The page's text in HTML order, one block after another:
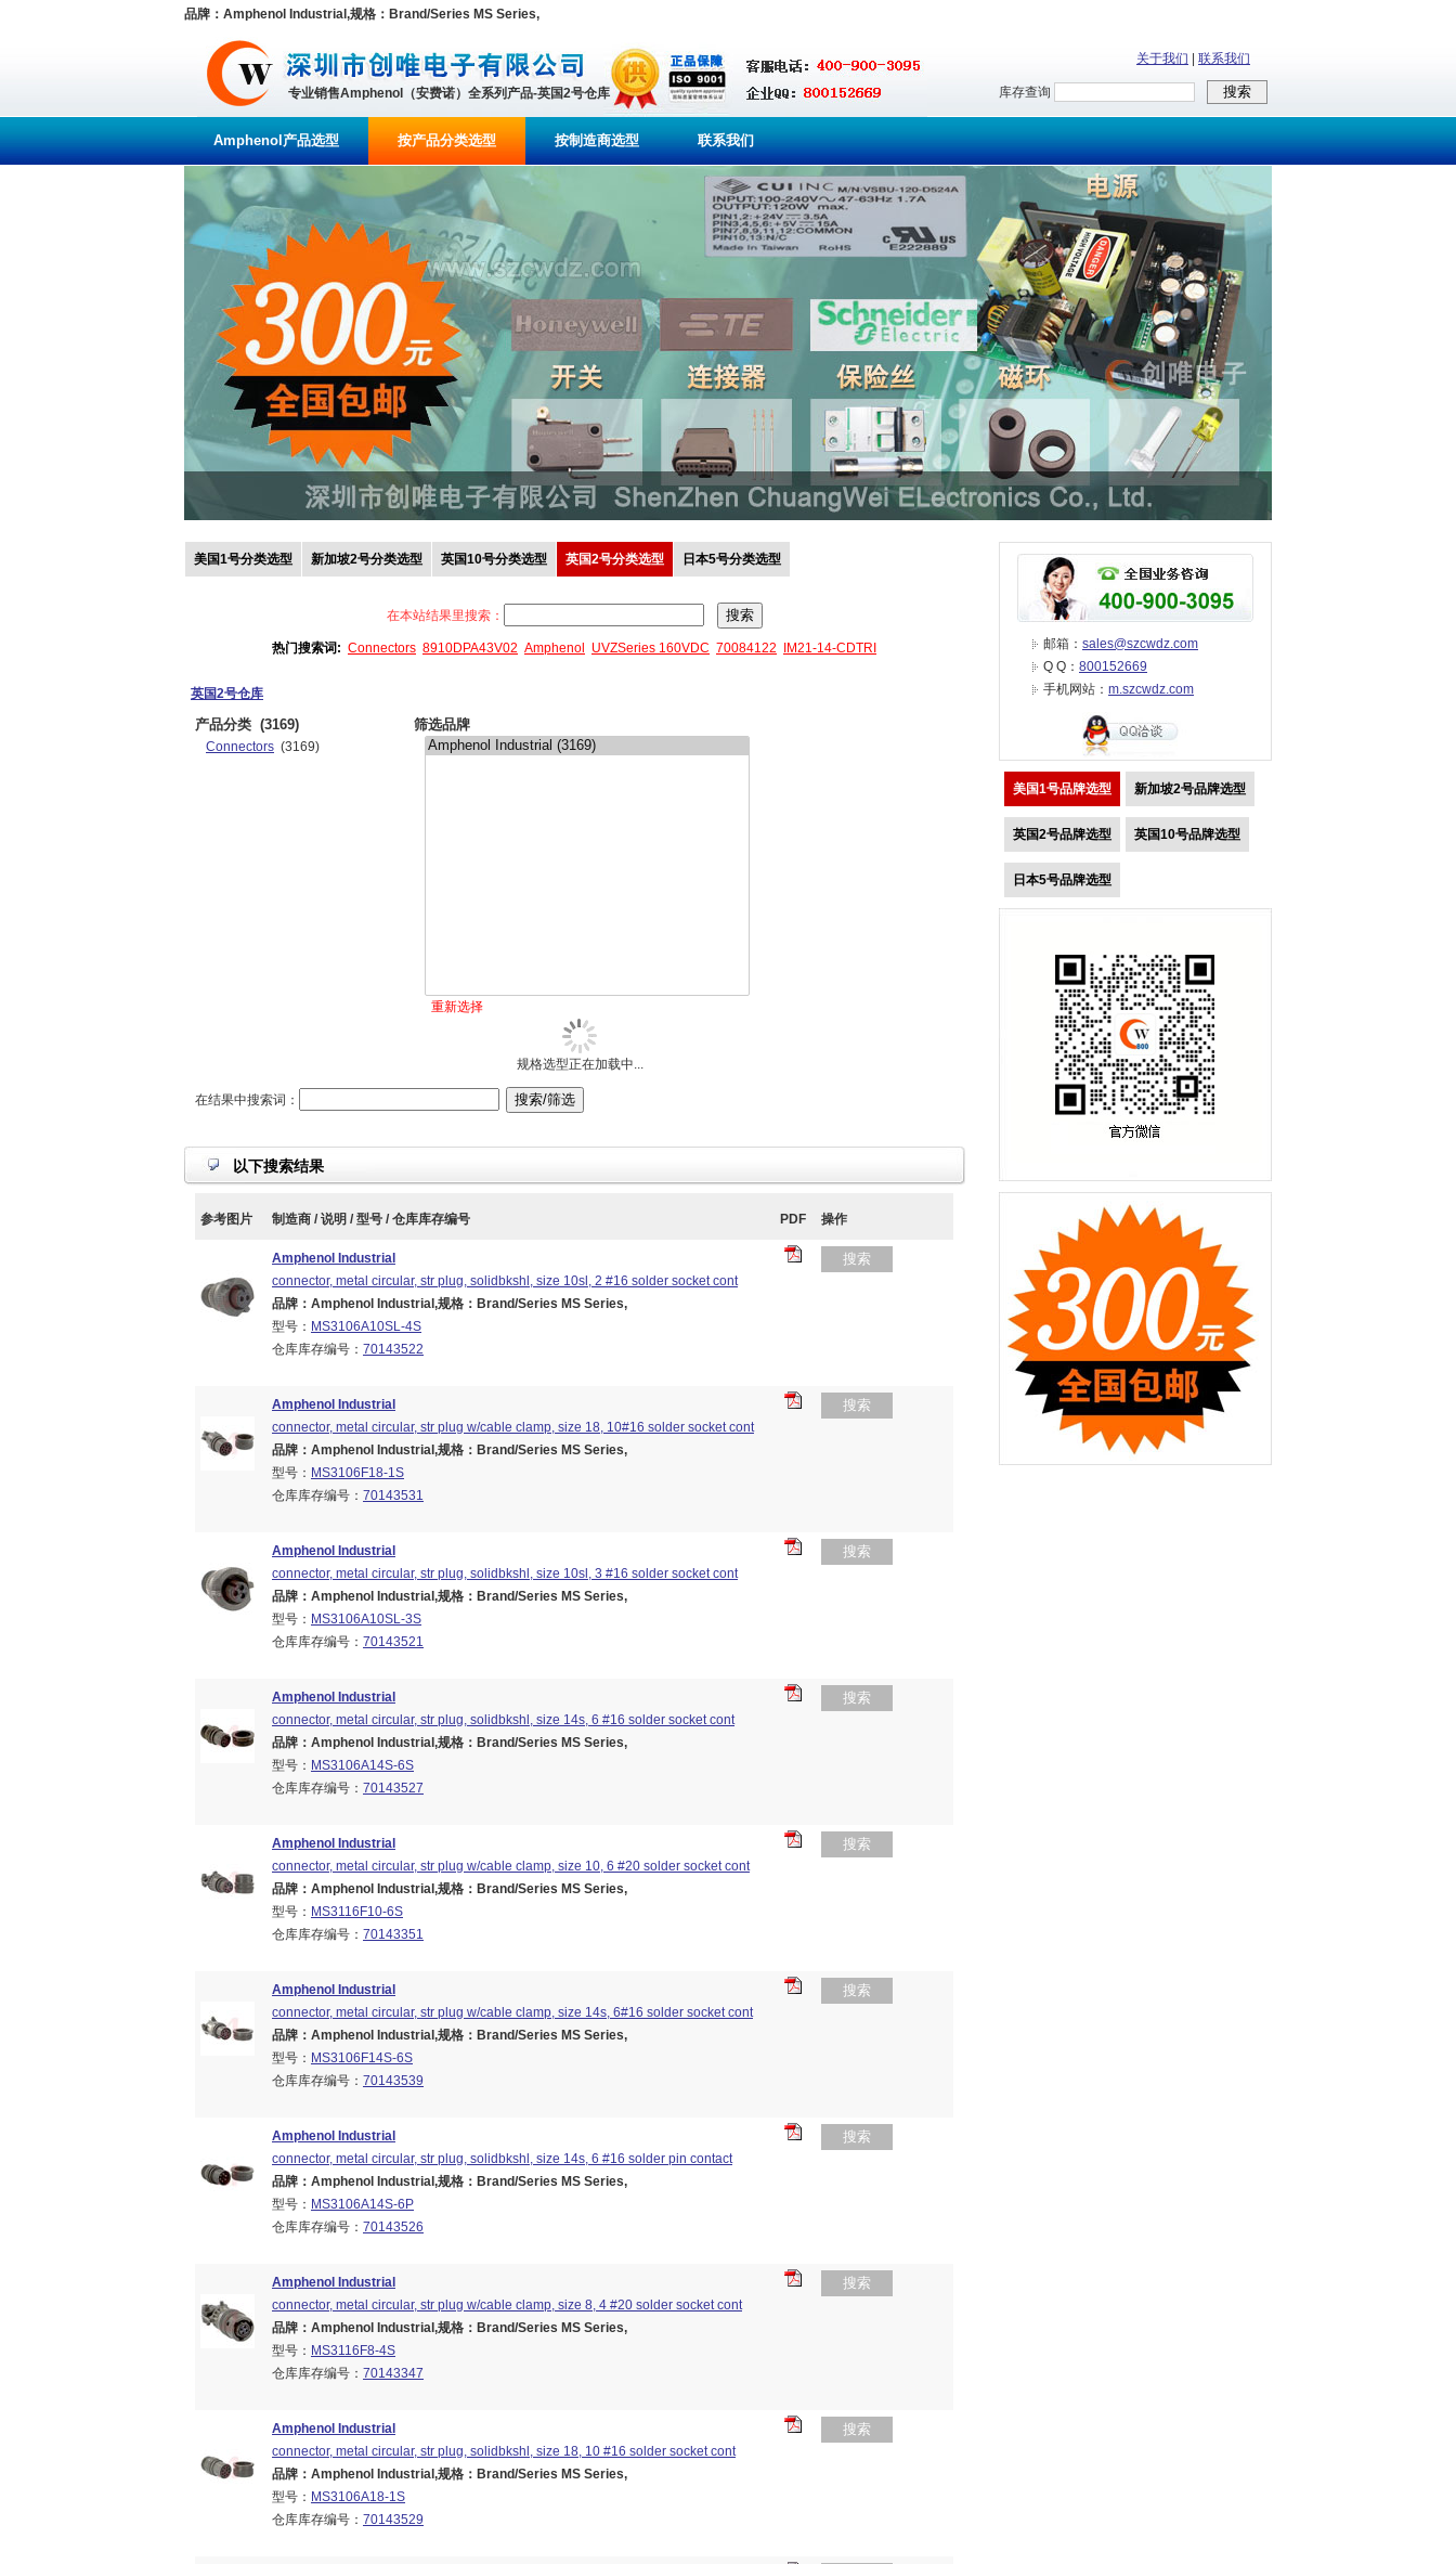
品牌：Amphenol Industrial,规格：Brand/Series MS Series,
专业销售Amphenol（安费诺）全系列产品-英国2号仓库
关于我们 联系我们
库存查询
Amphenol产品选型 按产品分类选型 按制造商选型 联系我们
美国1号分类选型 新加坡2号分类选型 英国10号分类选型 英国2号分类选型 日本5号分类选型
在本站结果里搜索：
热门搜索词: Connectors 8910DPA43V02 Amphenol UVZSeries 160VDC 70084122 IM21-14-CDTRI
英国2号仓库
产品分类 (3169)
Connectors (3169)
筛选品牌
重新选择
规格选型正在加载中...
在结果中搜索词：
以下搜索结果
参考图片 制造商 / 说明 / 型号 / 仓库库存编号 PDF 操作
Amphenol Industrial
connector, metal circular, str plug, solidbkshl, size 10sl, 2 #16 solder socket cont
品牌：Amphenol Industrial,规格：Brand/Series MS Series,
型号： MS3106A10SL-4S
仓库库存编号： 70143522
搜索
Amphenol Industrial
connector, metal circular, str plug w/cable clamp, size 18, 10#16 solder socket cont
品牌：Amphenol Industrial,规格：Brand/Series MS Series,
型号： MS3106F18-1S
仓库库存编号： 70143531
搜索
Amphenol Industrial
connector, metal circular, str plug, solidbkshl, size 10sl, 3 #16 solder socket cont
品牌：Amphenol Industrial,规格：Brand/Series MS Series,
型号： MS3106A10SL-3S
仓库库存编号： 70143521
搜索
Amphenol Industrial
connector, metal circular, str plug, solidbkshl, size 14s, 6 #16 solder socket cont
品牌：Amphenol Industrial,规格：Brand/Series MS Series,
型号： MS3106A14S-6S
仓库库存编号： 70143527
搜索
Amphenol Industrial
connector, metal circular, str plug w/cable clamp, size 10, 6 #20 solder socket cont
品牌：Amphenol Industrial,规格：Brand/Series MS Series,
型号： MS3116F10-6S
仓库库存编号： 70143351
搜索
Amphenol Industrial
connector, metal circular, str plug w/cable clamp, size 14s, 6#16 solder socket cont
品牌：Amphenol Industrial,规格：Brand/Series MS Series,
型号： MS3106F14S-6S
仓库库存编号： 70143539
搜索
Amphenol Industrial
connector, metal circular, str plug, solidbkshl, size 14s, 6 #16 solder pin contact
品牌：Amphenol Industrial,规格：Brand/Series MS Series,
型号： MS3106A14S-6P
仓库库存编号： 70143526
搜索
Amphenol Industrial
connector, metal circular, str plug w/cable clamp, size 8, 4 #20 solder socket cont
品牌：Amphenol Industrial,规格：Brand/Series MS Series,
型号： MS3116F8-4S
仓库库存编号： 70143347
搜索
Amphenol Industrial
connector, metal circular, str plug, solidbkshl, size 18, 10 #16 solder socket cont
品牌：Amphenol Industrial,规格：Brand/Series MS Series,
型号： MS3106A18-1S
仓库库存编号： 70143529
搜索
邮箱： sales@szcwdz.com
Q Q： 800152669
手机网站： m.szcwdz.com
美国1号品牌选型 新加坡2号品牌选型
英国2号品牌选型 英国10号品牌选型
日本5号品牌选型